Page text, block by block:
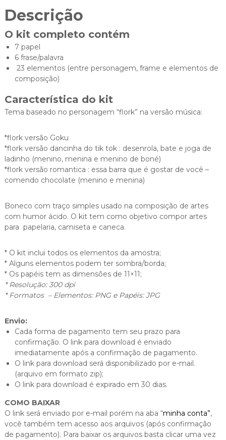
Descrição
O kit completo contém
7 papel
6 frase/palavra
23 elementos (entre personagem, frame e elementos de
composição)
Característica do kit
Tema baseado no personagem “flork” na versão música:
*flork versão Goku
*flork versão dancinha do tik tok : desenrola, bate e joga de
ladinho (menino, menina e menino de boné)
*flork versão romantica : essa barra que é gostar de você –
comendo chocolate (menino e menina)
Boneco com traço simples usado na composição de artes
com humor ácido. O kit tem como objetivo compor artes
para papelaria, camiseta e caneca.
* O kit inclui todos os elementos da amostra;
* Alguns elementos podem ter sombra/borda;
* Os papéis tem as dimensões de 11×11;
* Resolução: 300 dpi
* Formatos – Elementos: PNG e Papéis: JPG
Envio:
Cada forma de pagamento tem seu prazo para
confirmação. O link para download é enviado
imediatamente após a confirmação de pagamento.
O link para download será disponibilizado por e-mail.
(arquivo em formato zip);
O link para download é expirado em 30 dias.
COMO BAIXAR
O link será enviado por e-mail porém na aba “minha conta”,
você também tem acesso aos arquivos (após confirmação
de pagamento). Para baixar os arquivos basta clicar uma vez